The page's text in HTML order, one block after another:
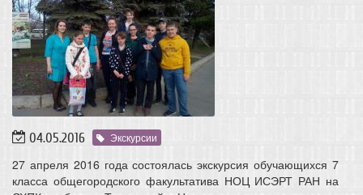
04.05.2016 Экскурсии
27 апреля 2016 года состоялась экскурсия обучающихся 7
класса общегородского факультатива НОЦ ИСЭРТ РАН на